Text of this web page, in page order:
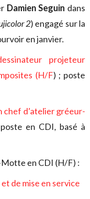
Damien Seguin dans
2) engagé sur la
en janvier.
projeteur
(H/F) ; poste
chef d’atelier gréeur-
en CDI, basé à
en CDI (H/F) :
de mise en service